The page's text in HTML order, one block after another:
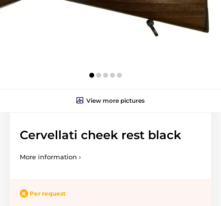
View more pictures
Cervellati cheek rest black
More information ›
Per request